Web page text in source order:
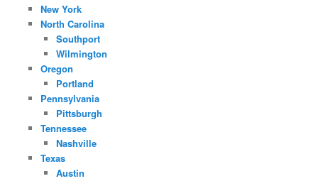
New York
North Carolina
Southport
Wilmington
Oregon
Portland
Pennsylvania
Pittsburgh
Tennessee
Nashville
Texas
Austin